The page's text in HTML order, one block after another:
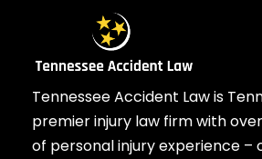
Tennessee Accident Law is
premier injury law firm with
of personal injury experience –